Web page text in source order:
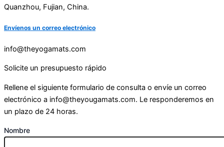
Quanzhou, Fujian, China.
Envíenos un correo electrónico
info@theyogamats.com
Solicite un presupuesto rápido
Rellene el siguiente formulario de consulta o envíe un correo
electrónico a info@theyougamats.com. Le responderemos en
un plazo de 24 horas.
Nombre